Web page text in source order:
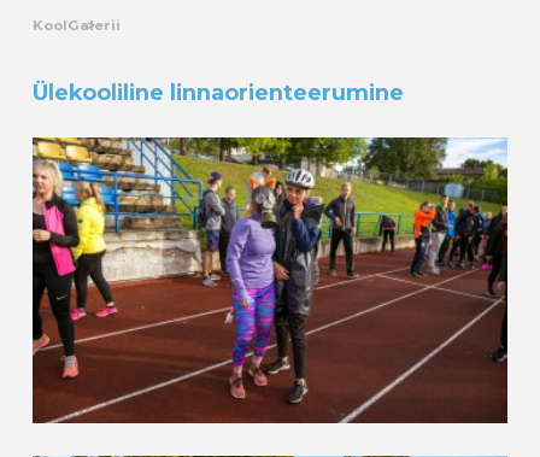
KoolGalerii
Ülekooliline linnaorienteerumine